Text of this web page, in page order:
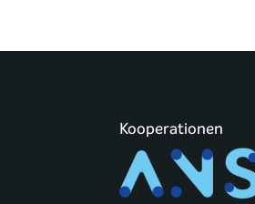
Kooperationen